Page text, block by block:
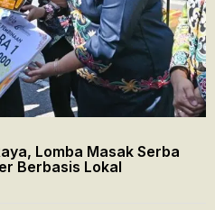
Lomba Masak Serba
Berbasis Lokal